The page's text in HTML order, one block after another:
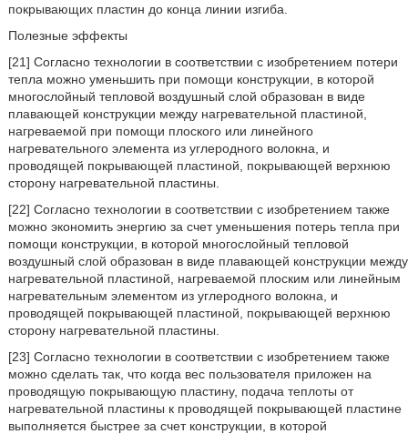
покрывающих пластин до конца линии изгиба.
Полезные эффекты
[21] Согласно технологии в соответствии с изобретением потери
тепла можно уменьшить при помощи конструкции, в которой
многослойный тепловой воздушный слой образован в виде
плавающей конструкции между нагревательной пластиной,
нагреваемой при помощи плоского или линейного
нагревательного элемента из углеродного волокна, и
проводящей покрывающей пластиной, покрывающей верхнюю
сторону нагревательной пластины.
[22] Согласно технологии в соответствии с изобретением также
можно экономить энергию за счет уменьшения потерь тепла при
помощи конструкции, в которой многослойный тепловой
воздушный слой образован в виде плавающей конструкции между
нагревательной пластиной, нагреваемой плоским или линейным
нагревательным элементом из углеродного волокна, и
проводящей покрывающей пластиной, покрывающей верхнюю
сторону нагревательной пластины.
[23] Согласно технологии в соответствии с изобретением также
можно сделать так, что когда вес пользователя приложен на
проводящую покрывающую пластину, подача теплоты от
нагревательной пластины к проводящей покрывающей пластине
выполняется быстрее за счет конструкции, в которой